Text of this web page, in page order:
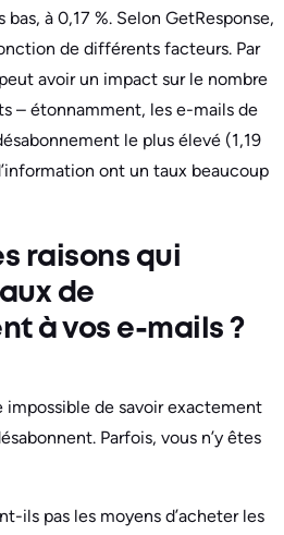
à 0,17 %. Selon GetResponse,
de différents facteurs. Par
avoir un impact sur le nombre
– étonnamment, les e-mails de
le plus élevé (1,19
ont un taux beaucoup
raisons qui
de
à vos e-mails ?
impossible de savoir exactement
Parfois, vous n’y êtes
ils pas les moyens d’acheter les